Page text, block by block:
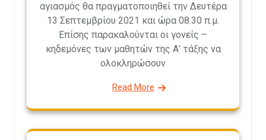
αγιασμός θα πραγματοποιηθεί την Δευτέρα
13 Σεπτεμβρίου 2021 και ώρα 08.30 π.μ.
Επίσης παρακαλούνται οι γονείς –
κηδεμόνες των μαθητών της Α’ τάξης να
ολοκληρώσουν
Read More